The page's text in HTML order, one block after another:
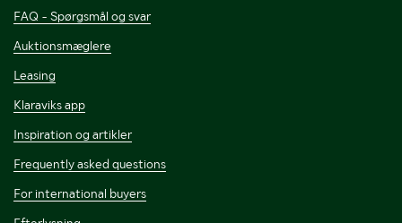
FAQ - Spørgsmål og svar
Auktionsmæglere
Leasing
Klaraviks app
Inspiration og artikler
Frequently asked questions
For international buyers